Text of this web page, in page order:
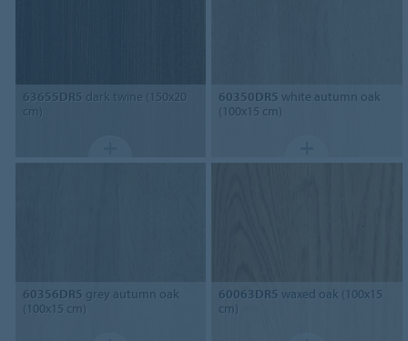
63655DR5 dark twine (150x20
cm)
60350DR5 white autumn oak
(100x15 cm)
60356DR5 grey autumn oak
(100x15 cm)
60063DR5 waxed oak (100x15
cm)